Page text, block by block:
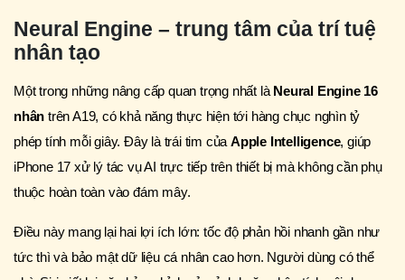
Neural Engine – trung tâm của trí tuệ
nhân tạo
Một trong những nâng cấp quan trọng nhất là Neural Engine 16
nhân trên A19, có khả năng thực hiện tới hàng chục nghìn tỷ
phép tính mỗi giây. Đây là trái tim củaApple Intelligence, giúp
iPhone 17 xử lý tác vụ AI trực tiếp trên thiết bị mà không cần phụ
thuộc hoàn toàn vào đám mây.
Điều này mang lại hai lợi ích lớn: tốc độ phản hồi nhanh gần như
tức thì và bảo mật dữ liệu cá nhân cao hơn. Người dùng có thể